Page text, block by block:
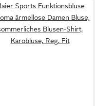
Sports Funktionsbluse
ärmellose Damen Bluse,
Blusen-Shirt,
Karobluse, Reg. Fit